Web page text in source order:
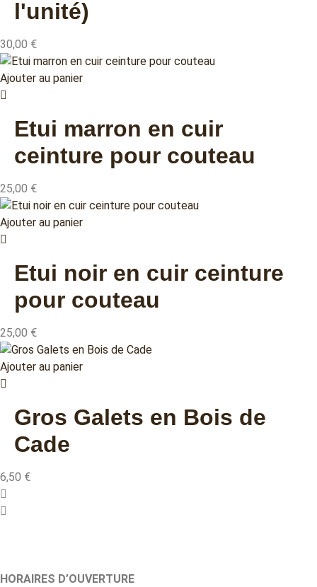
l'unité)
30,00 €
Ajouter au panier
Etui marron en cuir
ceinture pour couteau
25,00 €
Ajouter au panier
Etui noir en cuir ceinture
pour couteau
25,00 €
Ajouter au panier
Gros Galets en Bois de
Cade
6,50 €
HORAIRES D’OUVERTURE